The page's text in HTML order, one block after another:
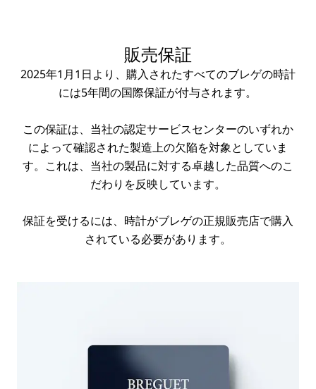
販売保証
2025年1月1日より、購入されたすべてのブレゲの時計
には5年間の国際保証が付与されます。
この保証は、当社の認定サービスセンターのいずれか
によって確認された製造上の欠陥を対象としていま
す。これは、当社の製品に対する卓越した品質へのこ
だわりを反映しています。
保証を受けるには、時計がブレゲの正規販売店で購入
されている必要があります。